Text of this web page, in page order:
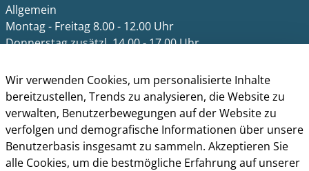
Allgemein
Montag - Freitag 8.00 - 12.00 Uhr
Donnerstag zusätzl. 14.00 - 17.00 Uhr
Montag 8.00 - 16.00 Uhr
Dienstag 8.00 - 16.00 Uhr
Mittwoch 7.00 - 12.30 Uhr
Donnerstag 9.00 - 18.00 Uhr
Freitag 8.00 - 12.30 Uhr
Wir verwenden Cookies, um personalisierte Inhalte
bereitzustellen, Trends zu analysieren, die Website zu
verwalten, Benutzerbewegungen auf der Website zu
verfolgen und demografische Informationen über unsere
Benutzerbasis insgesamt zu sammeln. Akzeptieren Sie
alle Cookies, um die bestmögliche Erfahrung auf unserer